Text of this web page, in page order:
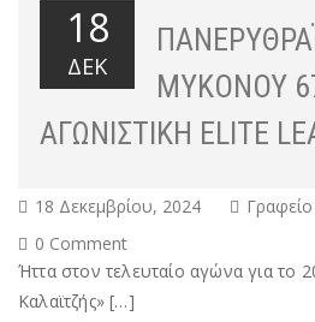
18
ΔΕΚ
ΜΥΚΌΝΟΥ
ΑΓΩΝΙΣΤΙΚΉ ELITE
18 Δεκεμβρίου, 2024
0 Comment
Ήττα στον τελευταίο αγώνα για το
Καλαϊτζής» […]